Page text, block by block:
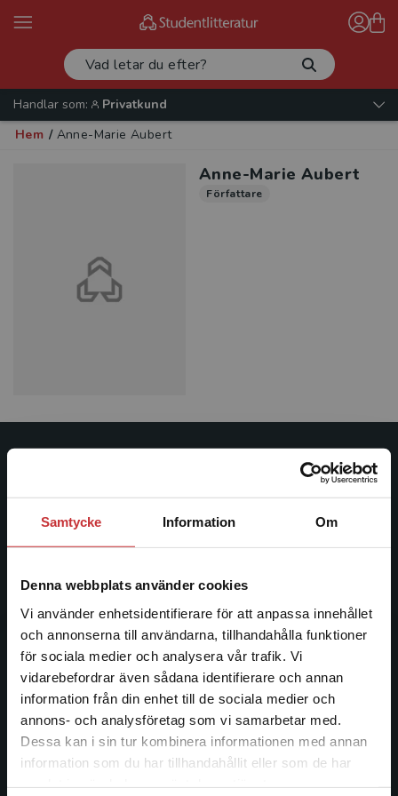
Samtycke Information Om
Denna webbplats använder cookies
Vi använder enhetsidentifierare för att anpassa innehållet
och annonserna till användarna, tillhandahålla funktioner
för sociala medier och analysera vår trafik. Vi
vidarebefordrar även sådana identifierare och annan
information från din enhet till de sociala medier och
annons- och analysföretag som vi samarbetar med.
Dessa kan i sin tur kombinera informationen med annan
information som du har tillhandahållit eller som de har
Begränsad fraktregion
Det verkar som att du besöker
Handlar som:
Privatkund
Hem / Anne-Marie Aubert
Anne-Marie Aubert
Författare
ledande utbildningsförlag. Med läromedel, kurslitteratur,
facklitteratur, utbildningar och digitala
längs hela kunskapsresan.
Kontakta oss
Kontakta oss
046-31 20 00
Postadress: